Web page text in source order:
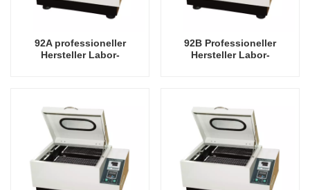
92A professioneller
Hersteller Labor-
92B Professioneller
Hersteller Labor-